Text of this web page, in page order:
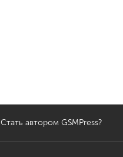
Стать автором GSMPress?